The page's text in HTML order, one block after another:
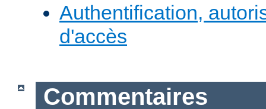
Authentification,
d'accès
Commentaires